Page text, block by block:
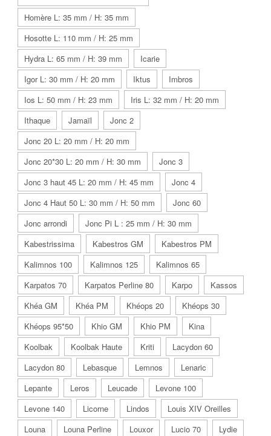
Homère L: 35 mm / H: 35 mm
Hosotte L: 110 mm / H: 25 mm
Hydra L: 65 mm / H: 39 mm
Icarie
Igor L: 30 mm / H: 20 mm
Iktus
Imbros
Ios L: 50 mm / H: 23 mm
Iris L: 32 mm / H: 20 mm
Ithaque
Jamaïl
Jonc 2
Jonc 20 L: 20 mm / H: 20 mm
Jonc 20*30 L: 20 mm / H: 30 mm
Jonc 3
Jonc 3 haut 45 L: 20 mm / H: 45 mm
Jonc 4
Jonc 4 Haut 50 L: 30 mm / H: 50 mm
Jonc 60
Jonc arrondi
Jonc Pi L : 25 mm / H: 30 mm
Kabestrissima
Kabestros GM
Kabestros PM
Kalimnos 100
Kalimnos 125
Kalimnos 65
Karpatos 70
Karpatos Perline 80 Karpo
Kassos
Khéa GM
Khéa PM Khéops 20
Khéops 30
Khéops 95*50
Khio GM Khio PM
Kina
Koolbak
Koolbak Haute Kriti
Lacydon 60
Lacydon 80
Lebasque Lemnos
Lenaric
Lepante
Leros Leucade
Levone 100
Levone 140
Licorne Lindos
Louis XIV Oreilles
Louna
Louna Perline Louxor Lucio 70
Lydie